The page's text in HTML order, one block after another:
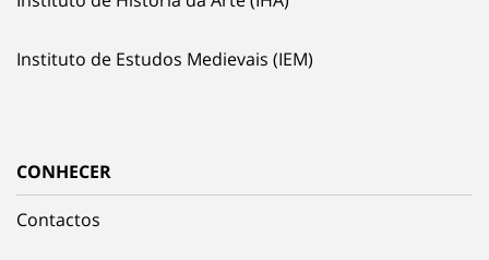
Instituto de Estudos Medievais (IEM)
CONHECER
Contactos